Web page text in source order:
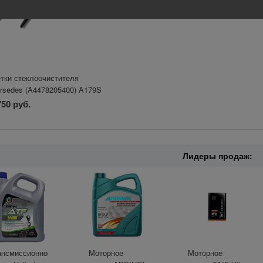
стеклоочистителя
(A4478205400) A179S
руб.
Лидеры продаж:
Моторное
Моторное